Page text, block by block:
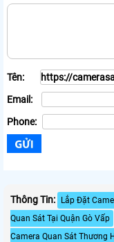
Tên:
Email:
Phone:
Thông Tin: Lắp Đặt
Quan Sát Tại Quận Gò Vấp
Camera Quan Sát Thương